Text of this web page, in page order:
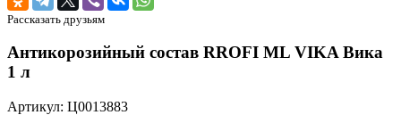
Рассказать друзьям
Антикорозийный состав RROFI ML VIKA Вика
1 л
Артикул: Ц0013883